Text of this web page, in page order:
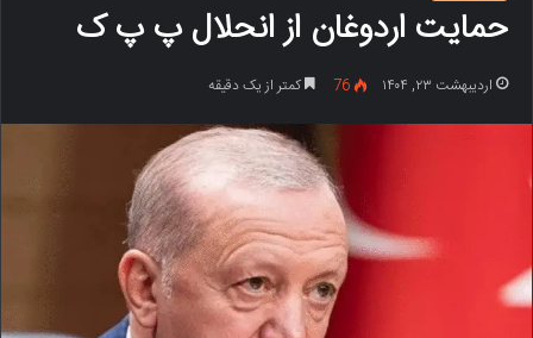
حمایت اردوغان از انحلال پ پ ک
اردیبهشت ۲۳, ۱۴۰۴ 76 کمتر از یک دقیقه